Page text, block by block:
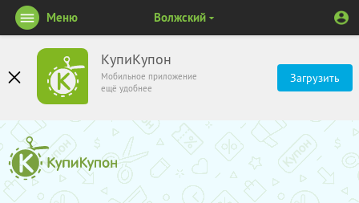
КупиКупон
Мобильное приложение
ещё удобнее
Загрузить
Меню Волжский